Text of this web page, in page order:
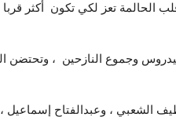
الحالمة تعز لكي تكون أكثر
وجموع النازحين ، وتحتضن
الشعبي ، وعبدالفتاح إسماعيل